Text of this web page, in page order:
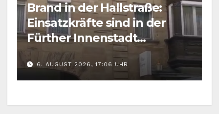
Brand in der Hallstraße:
Einsatzkräfte sind in der
Fürther Innenstadt
gefordert
6. AUGUST 2026, 17:06 UHR